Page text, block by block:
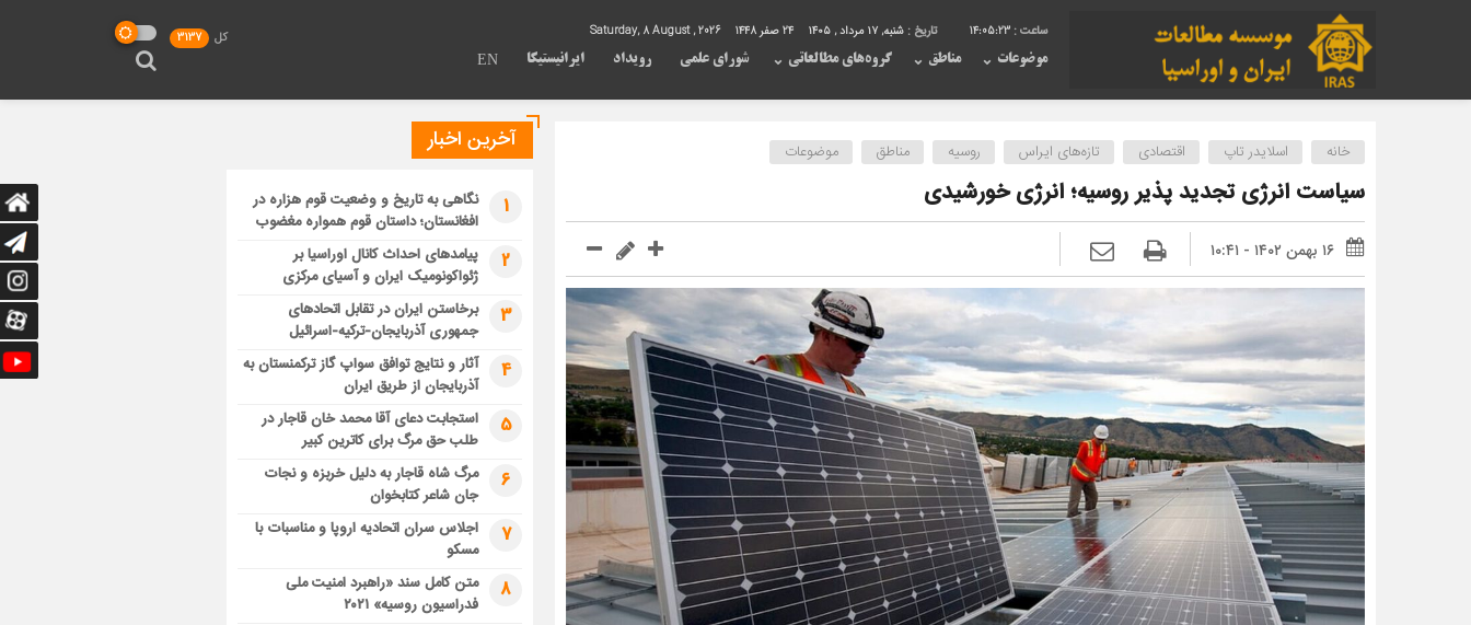
14:05:24 تاریخ : شنبه, ۱۷ مرداد , ۱۴۰۵ 24 صفر 1448
موضوعات مناطق گروه‌های مطالعاتی شورای علمی رویداد ایرانیستیکا EN
کل 3137
خانه اسلایدر تاپ اقتصادی تازه‌های ایراس روسیه مناطق موضوعات
سیاست انرژی تجدید پذیر روسیه؛ انرژی خورشیدی
۱۶ بهمن ۱۴۰۲ - ۱۰:۴۱
آخرین اخبار
1
نگاهی به تاریخ و وضعیت قوم هزاره در
افغانستان؛ داستان قوم همواره مغضوب
2
پیامدهای احداث کانال اوراسیا بر
ژئواکونومیک ایران و آسیای مرکزی
3
برخاستن ایران در تقابل اتحادهای
جمهوری آذربایجان-ترکیه-اسرائیل
4
آثار و نتایج توافق سواپ گاز ترکمنستان به
آذربایجان از طریق ایران
5
استجابت دعای آقا محمد خان قاجار در
طلب حق مرگ برای کاترین کبیر
6
مرگ شاه قاجار به دلیل خربزه و نجات
جان شاعر کتابخوان
7
اجلاس سران اتحادیه اروپا و مناسبات با
مسکو
8
متن کامل سند «راهبرد امنیت ملی
فدراسیون روسیه» ۲۰۲۱